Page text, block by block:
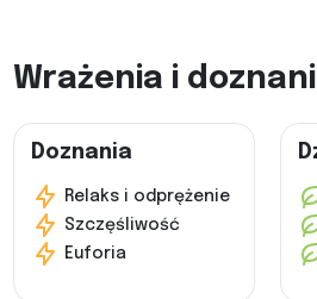
Wrażenia i
Doznania
Relaks i odprężenie
Szczęśliwość
Euforia